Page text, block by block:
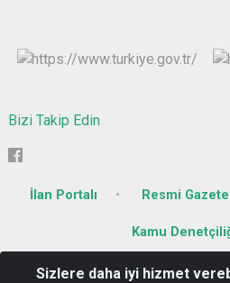
Bizi Takip Edin
İlan Portalı Resmi Gazete
Kamu
Söğütlü Mahallesi
Sizlere daha iyi hizmet